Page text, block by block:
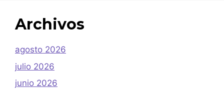
Archivos
agosto 2026
julio 2026
junio 2026